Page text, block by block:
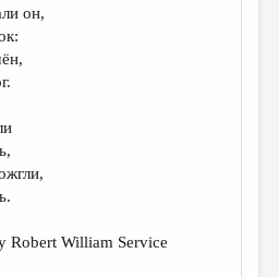
он,
Robert William Service